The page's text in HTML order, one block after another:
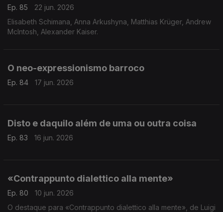
Ep. 85
22 jun. 2026
Elisabeth Schimana, Anna Arkushyna, Matthias Krüger, Andrew
McIntosh, Alexander Kaiser.
O neo-expressionismo barroco
Ep. 84 17 jun. 2026
Disto e daquilo além de uma ou outra coisa
Ep. 83 16 jun. 2026
«Contrappunto dialettico alla mente»
Ep. 80
10 jun. 2026
O destaque para «Contrappunto dialettico alla mente», de Luigi